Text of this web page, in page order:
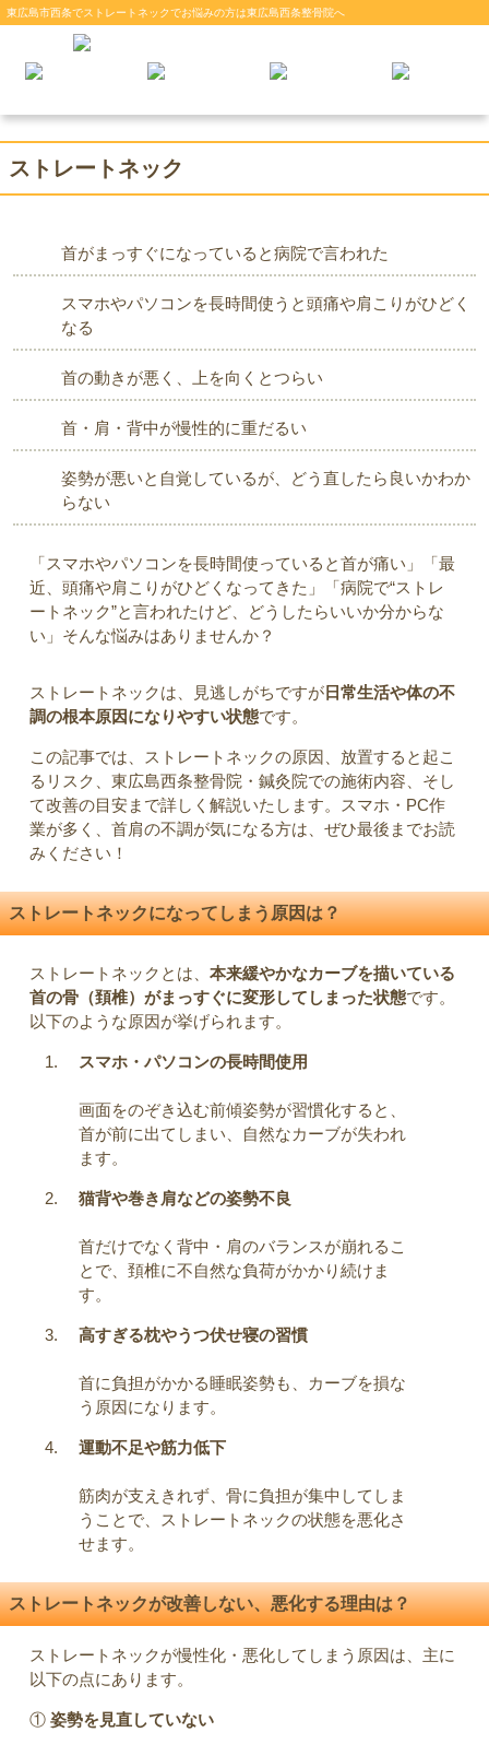
東広島市西条でストレートネックでお悩みの方は東広島西条整骨院へ
ストレートネック
首がまっすぐになっていると病院で言われた
スマホやパソコンを長時間使うと頭痛や肩こりがひどく
なる
首の動きが悪く、上を向くとつらい
首・肩・背中が慢性的に重だるい
姿勢が悪いと自覚しているが、どう直したら良いかわか
らない
「スマホやパソコンを長時間使っていると首が痛い」「最
近、頭痛や肩こりがひどくなってきた」「病院で“ストレ
ートネック”と言われたけど、どうしたらいいか分からな
い」そんな悩みはありませんか？
ストレートネックは、見逃しがちですが 日常生活や体の不
調の根本原因になりやすい状態です。
この記事では、ストレートネックの原因、放置すると起こ
るリスク、東広島西条整骨院・鍼灸院での施術内容、そし
て改善の目安まで詳しく解説いたします。スマホ・PC作
業が多く、首肩の不調が気になる方は、ぜひ最後までお読
みください！
ストレートネックになってしまう原因は？
ストレートネックとは、 本来緩やかなカーブを描いている
首の骨（頚椎）がまっすぐに変形してしまった状態です。
以下のような原因が挙げられます。
スマホ・パソコンの長時間使用
画面をのぞき込む前傾姿勢が習慣化すると、
首が前に出てしまい、自然なカーブが失われ
ます。
猫背や巻き肩などの姿勢不良
首だけでなく背中・肩のバランスが崩れるこ
とで、頚椎に不自然な負荷がかかり続けま
す。
高すぎる枕やうつ伏せ寝の習慣
首に負担がかかる睡眠姿勢も、カーブを損な
う原因になります。
運動不足や筋力低下
筋肉が支えきれず、骨に負担が集中してしま
うことで、ストレートネックの状態を悪化さ
せます。
ストレートネックが改善しない、悪化する理由は？
ストレートネックが慢性化・悪化してしまう原因は、主に
以下の点にあります。
① 姿勢を見直していない